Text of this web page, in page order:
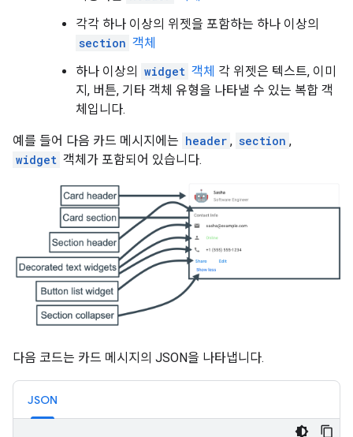
각각 하나 이상의 위젯을 포함하는 하나 이상의
section 객체
하나 이상의
widget 객체 각 위젯은 텍스트, 이미
지, 버튼, 기타 객체 유형을 나타낼 수 있는 복합 객
체입니다.
예를 들어 다음 카드 메시지에는 header , section ,
widget 객체가 포함되어 있습니다.
다음 코드는 카드 메시지의 JSON을 나타냅니다.
JSON